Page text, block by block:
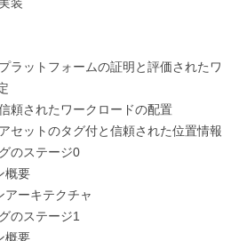
ラットフォームの証明と評価されたワ
頼されたワークロードの配置
セットのタグ付と信頼された位置情報
のステージ0
概要
ーキテクチャ
のステージ1
概要